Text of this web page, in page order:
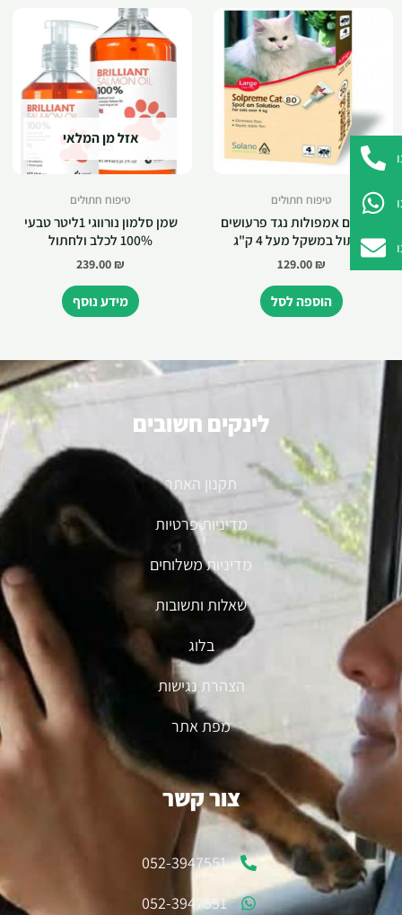
טיפוח חתולים
סולפרם אמפולות נגד פרעושים
לחתול במשקל מעל 4 ק"ג
129.00₪
הוספה לסל
אזל מן המלאי
טיפוח חתולים
שמן סלמון נורווגי 1ליטר טבעי
100% לכלב ולחתול
239.00₪
מידע נוסף
צור קשר
052-3947551
052-3947551
לינקים חשובים
תקנון האתר
מדיניות פרטיות
מדיניות משלוחים
שאלות ותשובות
בלוג
הצהרת נגישות
מפת אתר